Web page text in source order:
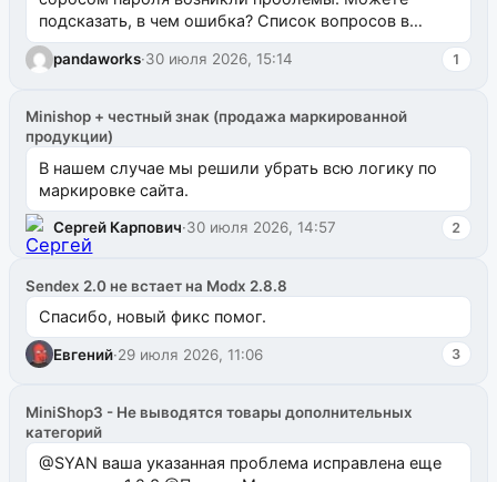
подсказать, в чем ошибка? Список вопросов в
одноименном разделе на modx.pro пока пуст, и,...
pandaworks·30 июля 2026, 15:14 1
Minishop + честный знак (продажа маркированной
продукции)
В нашем случае мы решили убрать всю логику по
маркировке сайта.
Сергей Карпович·30 июля 2026, 14:57 2
Sendex 2.0 не встает на Modx 2.8.8
Спасибо, новый фикс помог.
Евгений·29 июля 2026, 11:06 3
MiniShop3 - Не выводятся товары дополнительных
категорий
@SYAN ваша указанная проблема исправлена еще